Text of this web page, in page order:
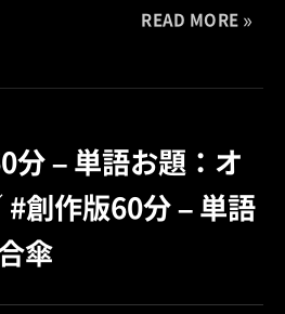
READ MORE
分 – 単語お題：オ
#創作版60分 – 単語
傘